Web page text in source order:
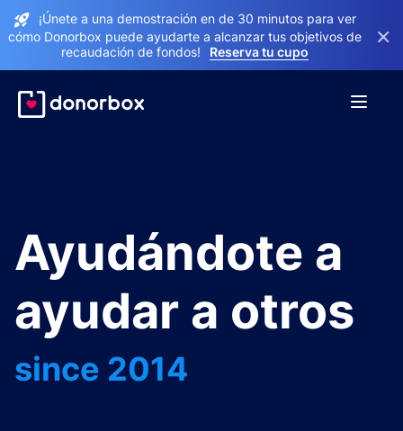
¡Únete a una demostración en de 30 minutos para ver
cómo Donorbox puede ayudarte a alcanzar tus objetivos de
recaudación de fondos!
Reserva tu cupo
×
Ayudándote a
ayudar a otros
since 2014